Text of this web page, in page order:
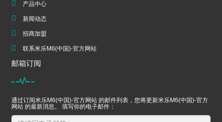
产品中心
新闻动态
招商加盟
联系米乐M6(中国)-官方网站
邮箱订阅
通过订阅米乐M6(中国)-官方网站 的邮件列表，您将更新米乐M6(中国)-官方
网站 的最新消息。 填写你的电子邮件：